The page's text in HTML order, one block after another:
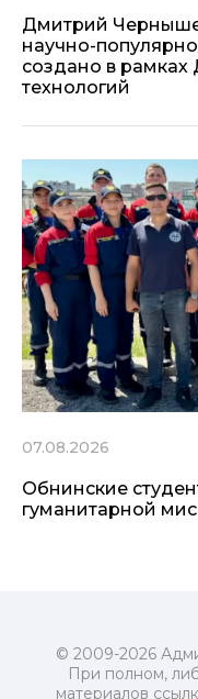
Дмитрий
научно-
создано в рамках
технологий
07.08.2026
Обнинские
гуманитарной
© 2009-2026
При полном,
материалов